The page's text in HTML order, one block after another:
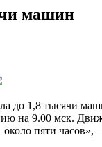
машин
1,8 тысячи
на 9.00 мск.
пяти